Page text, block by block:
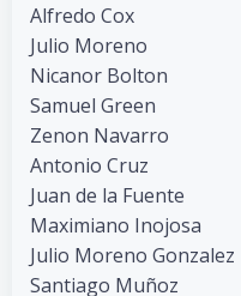
Alfredo Cox
Julio Moreno
Nicanor Bolton
Samuel Green
Zenon Navarro
Antonio Cruz
Juan de la Fuente
Maximiano Inojosa
Julio Moreno Gonzalez
Santiago Muñoz